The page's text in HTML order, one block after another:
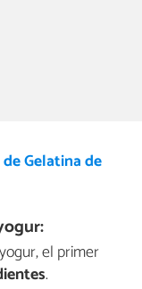
Gelatina de
el primer
.